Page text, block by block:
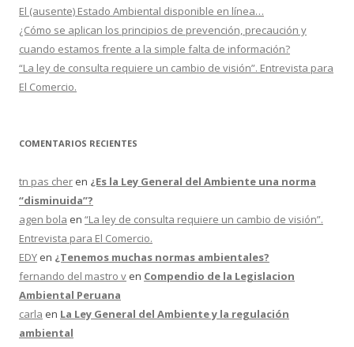
El (ausente) Estado Ambiental disponible en línea…
¿Cómo se aplican los principios de prevención, precaución y
cuando estamos frente a la simple falta de información?
“La ley de consulta requiere un cambio de visión”. Entrevista para
El Comercio.
COMENTARIOS RECIENTES
tn pas cher en ¿Es la Ley General del Ambiente una norma
“disminuida”?
agen bola en “La ley de consulta requiere un cambio de visión”.
Entrevista para El Comercio.
EDY en ¿Tenemos muchas normas ambientales?
fernando del mastro v en Compendio de la Legislacion
Ambiental Peruana
carla en La Ley General del Ambiente y la regulación
ambiental